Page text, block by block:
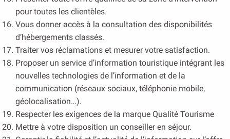
pour toutes les clientèles.
Vous donner accès à la consultation des disponibilités
d’hébergements classés.
Traiter vos réclamations et mesurer votre satisfaction.
Proposer un service d’information touristique intégrant les
nouvelles technologies de l’information et de la
communication (réseaux sociaux, téléphonie mobile,
géolocalisation…).
Respecter les exigences de la marque Qualité Tourisme
Mettre à votre disposition un conseiller en séjour.